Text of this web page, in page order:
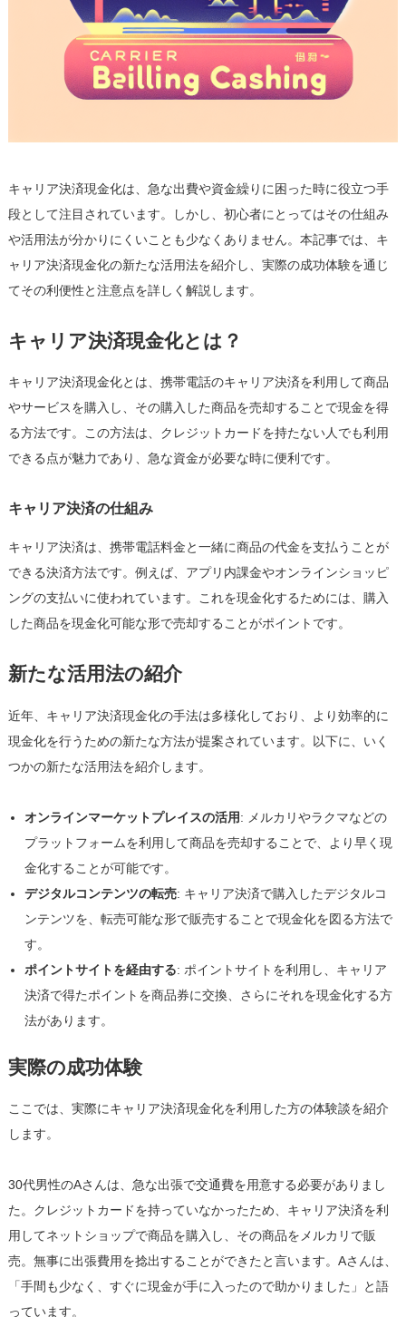
実
際
の
成
功
験
キャリア決済現金化は、急な出費や資金繰りに困った時に役立つ手
段として注目されています。しかし、初心者にとってはその仕組み
や活用法が分かりにくいことも少なくありません。本記事では、キ
ャリア決済現金化の新たな活用法を紹介し、実際の成功体験を通じ
てその利便性と注意点を詳しく解説します。
キャリア決済現金化とは？
キャリア決済現金化とは、携帯電話のキャリア決済を利用して商品
やサービスを購入し、その購入した商品を売却することで現金を得
る方法です。この方法は、クレジットカードを持たない人でも利用
できる点が魅力であり、急な資金が必要な時に便利です。
キャリア決済の仕組み
キャリア決済は、携帯電話料金と一緒に商品の代金を支払うことが
できる決済方法です。例えば、アプリ内課金やオンラインショッピ
ングの支払いに使われています。これを現金化するためには、購入
した商品を現金化可能な形で売却することがポイントです。
新たな活用法の紹介
近年、キャリア決済現金化の手法は多様化しており、より効率的に
現金化を行うための新たな方法が提案されています。以下に、いく
つかの新たな活用法を紹介します。
オンラインマーケットプレイスの活用: メルカリやラクマなどの
プラットフォームを利用して商品を売却することで、より早く現
金化することが可能です。
デジタルコンテンツの転売: キャリア決済で購入したデジタルコ
ンテンツを、転売可能な形で販売することで現金化を図る方法で
す。
ポイントサイトを経由する: ポイントサイトを利用し、キャリア
決済で得たポイントを商品券に交換、さらにそれを現金化する方
法があります。
実際の成功体験
ここでは、実際にキャリア決済現金化を利用した方の体験談を紹介
します。
30代男性のAさんは、急な出張で交通費を用意する必要がありまし
た。クレジットカードを持っていなかったため、キャリア決済を利
用してネットショップで商品を購入し、その商品をメルカリで販
売。無事に出張費用を捻出することができたと言います。Aさんは、
「手間も少なく、すぐに現金が手に入ったので助かりました」と語
っています。